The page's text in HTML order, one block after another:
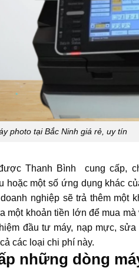
photo tại Bắc Ninh giá rẻ, uy tín
Thanh Bình cung cấp,
hoặc một số ứng dụng khác
nghiệp sẽ trả thêm một
khoản tiền lớn để mua
đầu tư máy, nạp mực,
các loại chi phí này.
những dòng